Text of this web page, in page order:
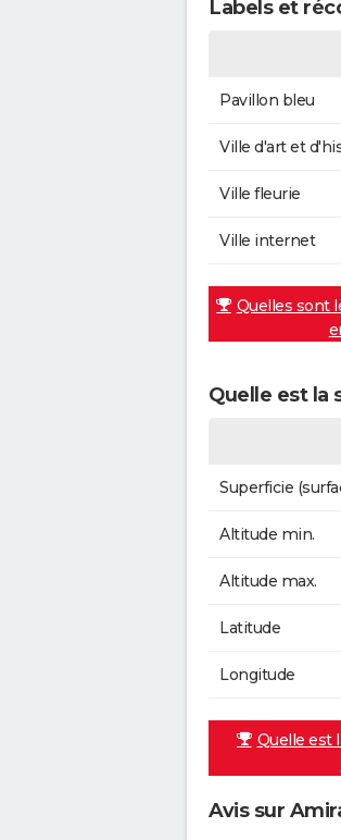
Labels et
Pavillon bleu
Ville d'art et
Ville fleurie
Ville internet
Quelles sont
Quelle est la
Superficie
Altitude min.
Altitude max.
Latitude
Longitude
Quelle est
Avis sur